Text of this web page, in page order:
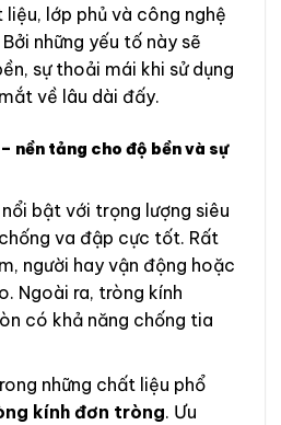
lớp phủ và công nghệ
những yếu tố này sẽ
sự thoải mái khi sử dụng
về lâu dài đấy.
nền tảng cho độ bền và sự
nổi bật với trọng lượng siêu
va đập cực tốt. Rất
người hay vận động hoặc
Ngoài ra, tròng kính
có khả năng chống tia
những chất liệu phổ
kính đơn tròng. Ưu